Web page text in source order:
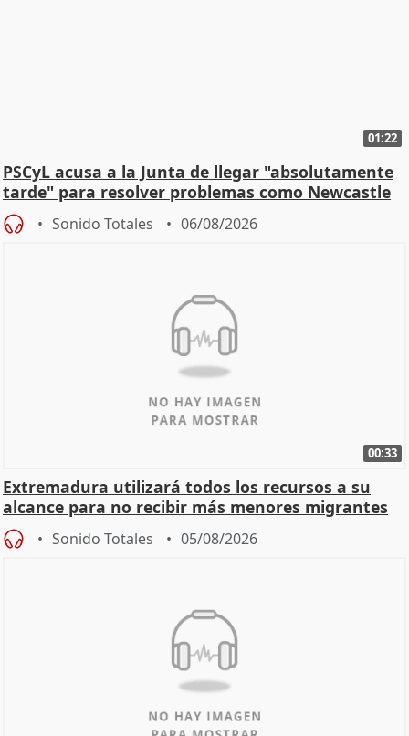
01:22
PSCyL acusa a la Junta de llegar "absolutamente
tarde" para resolver problemas como Newcastle
Sonido Totales 06/08/2026
00:33
Extremadura utilizará todos los recursos a su
alcance para no recibir más menores migrantes
Sonido Totales 05/08/2026